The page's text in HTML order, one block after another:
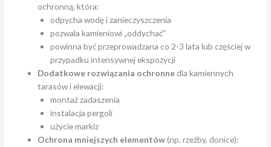
ochronną, która:
odpycha wodę i zanieczyszczenia
pozwala kamieniowi „oddychać”
powinna być przeprowadzana co 2-3 lata lub częściej w
przypadku intensywnej ekspozycji
Dodatkowe rozwiązania ochronne dla kamiennych
tarasów i elewacji:
montaż zadaszenia
instalacja pergoli
użycie markiz
Ochrona mniejszych elementów(np. rzeźby, donice):